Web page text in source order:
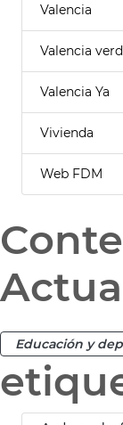
Valencia
Valencia
Valencia Ya
Vivienda
Web FDM
Educación y